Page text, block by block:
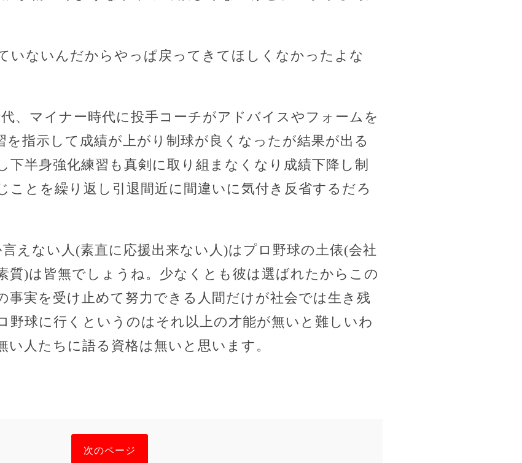
いないんだからやっぱ戻ってきてほしくなかったよな
、マイナー時代に投手コーチがアドバイスやフォームを
を指示して成績が上がり制球が良くなったが結果が出る
下半身強化練習も真剣に取り組まなくなり成績下降し制
ことを繰り返し引退間近に間違いに気付き反省するだろ
えない人(素直に応援出来ない人)はプロ野球の土俵(会社
質)は皆無でしょうね。少なくとも彼は選ばれたからこの
事実を受け止めて努力できる人間だけが社会では生き残
野球に行くというのはそれ以上の才能が無いと難しいわ
い人たちに語る資格は無いと思います。
次のページ